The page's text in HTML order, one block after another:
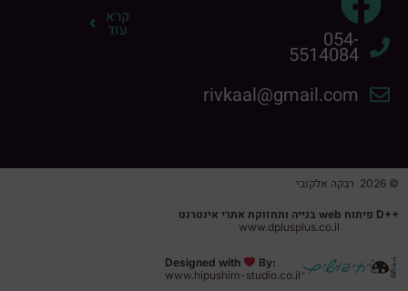
קרא
עוד 054-
5514084
rivkaal@gmail.com
Designed with
By:
www.hipushim-studio.co.il
© 2026 רבקה אלקובי
D++פיתוח web בנייה ותחזוקת אתרי אינטרנט
www.dplusplus.co.il